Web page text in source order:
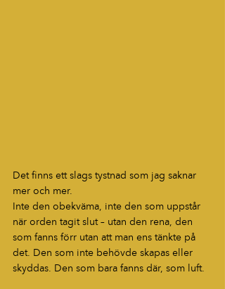
Det finns ett slags tystnad som jag saknar
mer och mer.
Inte den obekväma, inte den som uppstår
när orden tagit slut – utan den rena, den
som fanns förr utan att man ens tänkte på
det. Den som inte behövde skapas eller
skyddas. Den som bara fanns där, som luft.